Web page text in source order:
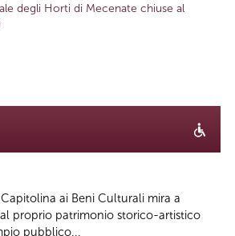
degli Horti di Mecenate chiuse al
ai Beni Culturali mira a
al proprio patrimonio storico-artistico
pubblico...